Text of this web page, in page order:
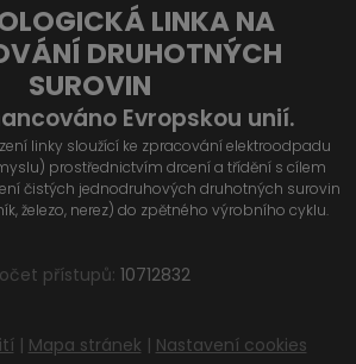
LINKA NA
DRUHOTNÝCH
SUROVIN
Evropskou unií.
linky sloužící ke zpracování elektroodpadu
prostřednictvím drcení a třídění s cílem
čistých jednodruhových druhotných surovin
železo, nerez) do zpětného výrobního cyklu.
přístupů: 10712832
| Mapa stránek | Nastavení cookies